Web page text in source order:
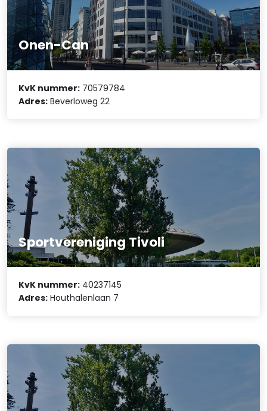
Onen-Can
KvK nummer: 70579784
Adres: Beverloweg 22
Sportvereniging Tivoli
KvK nummer: 40237145
Adres: Houthalenlaan 7